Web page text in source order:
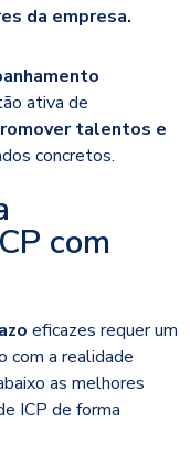
da empresa.
ativa de
talentos e
concretos.
com
eficazes requer um
com a realidade
as melhores
ICP de forma